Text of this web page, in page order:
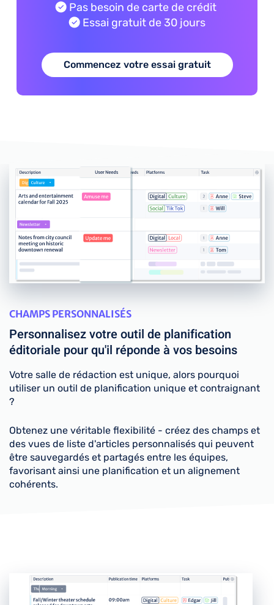
Pas besoin de carte de crédit
Essai gratuit de 30 jours
Commencez votre essai gratuit
CHAMPS PERSONNALISÉS
Personnalisez votre outil de planification
éditoriale pour qu'il réponde à vos besoins
Votre salle de rédaction est unique, alors pourquoi
utiliser un outil de planification unique et contraignant
?
Obtenez une véritable flexibilité - créez des champs et
des vues de liste d'articles personnalisés qui peuvent
être sauvegardés et partagés entre les équipes,
favorisant ainsi une planification et un alignement
cohérents.